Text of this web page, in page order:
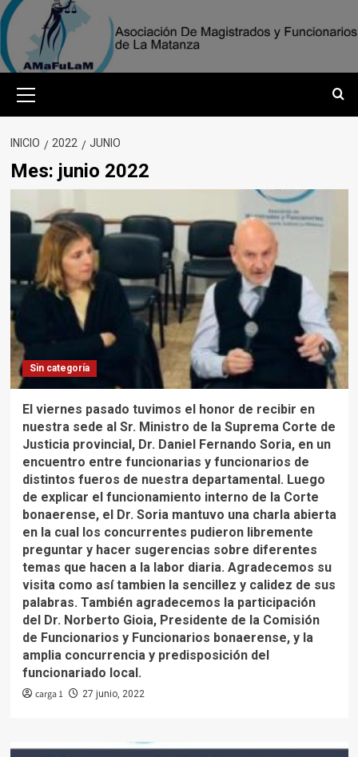
Saltar
al
contenido
primario
INICIO 2022 JUNIO
Mes: junio 2022
Sin categoría
El viernes pasado tuvimos el honor de recibir en
nuestra sede al Sr. Ministro de la Suprema Corte de
Justicia provincial, Dr. Daniel Fernando Soria, en un
encuentro entre funcionarias y funcionarios de
distintos fueros de nuestra departamental. Luego
de explicar el funcionamiento interno de la Corte
bonaerense, el Dr. Soria mantuvo una charla abierta
en la cual los concurrentes pudieron libremente
preguntar y hacer sugerencias sobre diferentes
temas que hacen a la labor diaria. Agradecemos su
visita como así tambien la sencillez y calidez de sus
palabras. También agradecemos la participación
del Dr. Norberto Gioia, Presidente de la Comisión
de Funcionarios y Funcionarios bonaerense, y la
amplia concurrencia y predisposición del
funcionariado local.
carga 1 27 junio, 2022